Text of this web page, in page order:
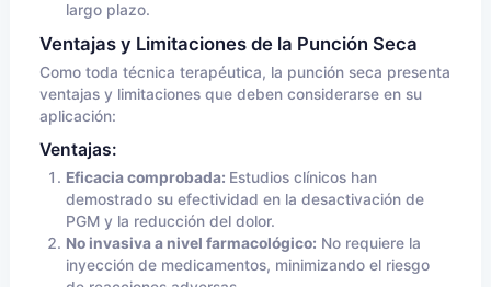
largo plazo.
Ventajas y Limitaciones de la Punción Seca
Como toda técnica terapéutica, la punción seca presenta
ventajas y limitaciones que deben considerarse en su
aplicación:
Ventajas:
Eficacia comprobada: Estudios clínicos han
demostrado su efectividad en la desactivación de
PGM y la reducción del dolor.
No invasiva a nivel farmacológico: No requiere la
inyección de medicamentos, minimizando el riesgo